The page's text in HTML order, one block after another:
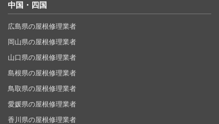
中国・四国
広島県の屋根修理業者
岡山県の屋根修理業者
山口県の屋根修理業者
島根県の屋根修理業者
鳥取県の屋根修理業者
愛媛県の屋根修理業者
香川県の屋根修理業者